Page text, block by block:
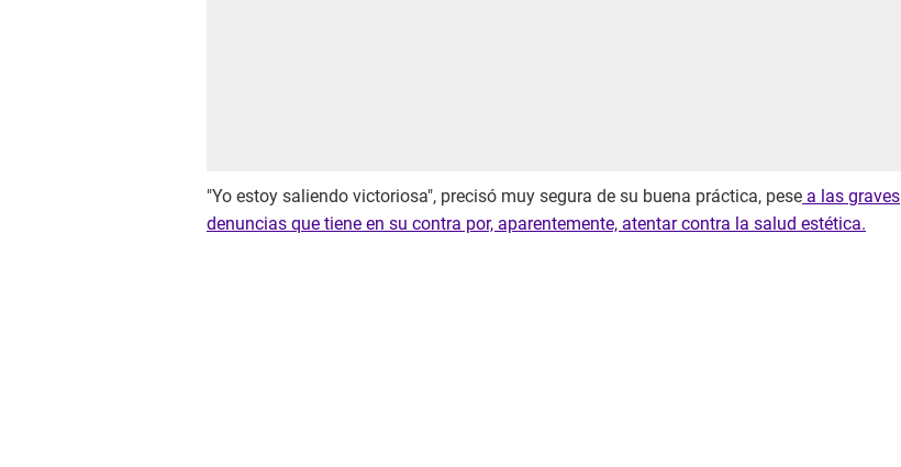
"Yo estoy saliendo victoriosa", precisó muy segura de su buena práctica, pese a las graves
denuncias que tiene en su contra por, aparentemente, atentar contra la salud estética.